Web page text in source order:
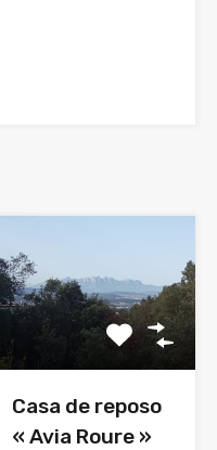
Casa de reposo
« Avia Roure »